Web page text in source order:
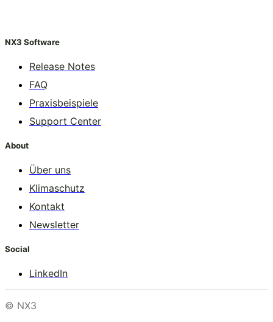
NX3 Software
Release Notes
FAQ
Praxisbeispiele
Support Center
About
Über uns
Klimaschutz
Kontakt
Newsletter
Social
LinkedIn
© NX3